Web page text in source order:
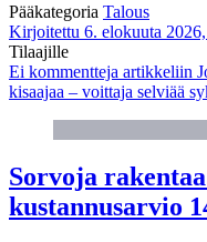
Pääkategoria Talous
Kirjoitettu 6. elokuuta
Tilaajille
Ei kommentteja artikkeliin
kisaajaa – voittaja selviää
Sorvoja
kustannusarvio